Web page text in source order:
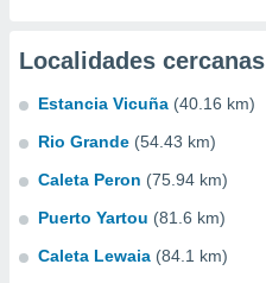
Localidades cercanas
Estancia Vicuña (40.16 km)
Rio Grande (54.43 km)
Caleta Peron (75.94 km)
Puerto Yartou (81.6 km)
Caleta Lewaia (84.1 km)